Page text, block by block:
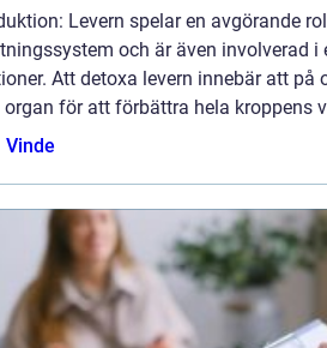
Levern spelar en avgörande
och är även involverad i
Att detoxa levern innebär att på
organ för att förbättra hela kroppens
Vinde